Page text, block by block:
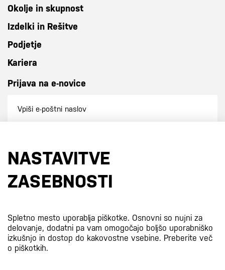
Okolje in skupnost
Izdelki in Rešitve
Podjetje
Kariera
Prijava na e-novice
S prijavo na e-novice se strinjate z
NASTAVITVE
ZASEBNOSTI
Spletno mesto uporablja piškotke. Osnovni so nujni za
delovanje, dodatni pa vam omogočajo boljšo uporabniško
izkušnjo in dostop do kakovostne vsebine. Preberite več
o piškotkih.